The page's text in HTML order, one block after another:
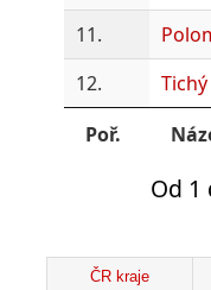
11.
12.
Poř.
Od 1
ČR kraje